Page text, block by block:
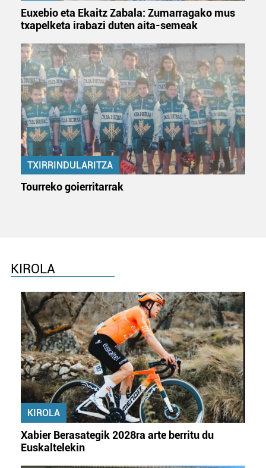
Euxebio eta Ekaitz Zabala: Zumarragako mus
txapelketa irabazi duten aita-semeak
TXIRRINDULARITZA
Tourreko goierritarrak
KIROLA
KIROLA
Xabier Berasategik 2028ra arte berritu du
Euskaltelekin